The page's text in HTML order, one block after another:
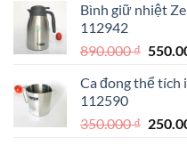
Bình giữ nhiệt
112942
890.000₫ Giá
là:
Ca đong thể tích
112590
350.000₫ Giá